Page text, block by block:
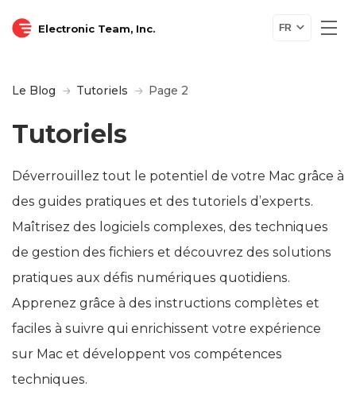
Electronic Team, Inc. FR
Le Blog Tutoriels Page 2
Tutoriels
Déverrouillez tout le potentiel de votre Mac grâce à
des guides pratiques et des tutoriels d’experts.
Maîtrisez des logiciels complexes, des techniques
de gestion des fichiers et découvrez des solutions
pratiques aux défis numériques quotidiens.
Apprenez grâce à des instructions complètes et
faciles à suivre qui enrichissent votre expérience
sur Mac et développent vos compétences
techniques.